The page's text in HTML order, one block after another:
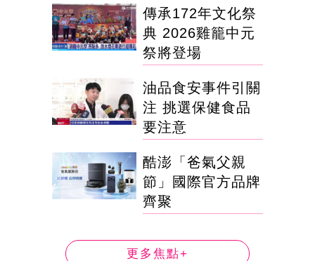
傳承172年文化祭
典 2026雞籠中元
祭將登場
油品食安事件引關
注 挑選保健食品
要注意
酷澎「爸氣父親
節」國際官方品牌
齊聚
更多焦點+